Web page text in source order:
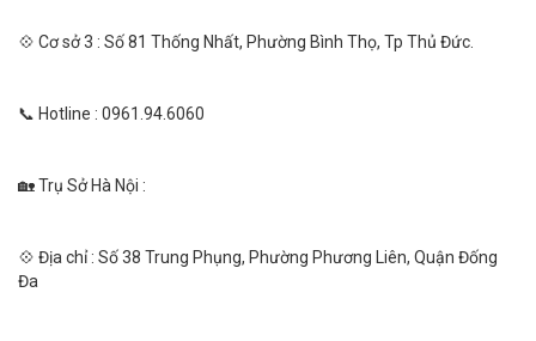
💠 Cơ sở 3 : Số 81 Thống Nhất, Phường Bình Thọ, Tp Thủ Đức.
📞 Hotline : 0961.94.6060
🏡 Trụ Sở Hà Nội :
💠 Địa chỉ : Số 38 Trung Phụng, Phường Phương Liên, Quận Đống
Đa